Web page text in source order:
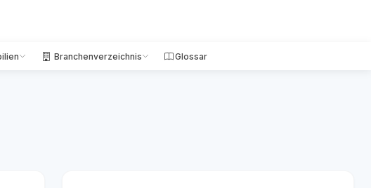
Branchenverzeichnis Glossar